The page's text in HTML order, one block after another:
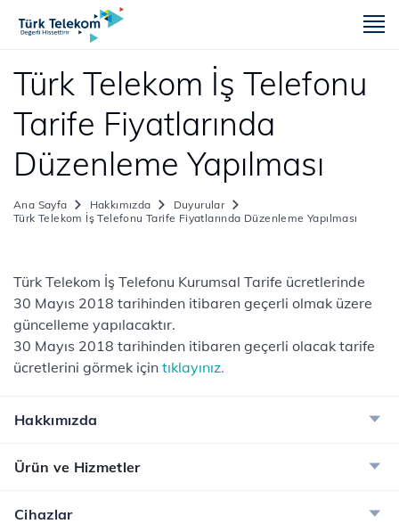
Türk Telekom İş Telefonu
Tarife Fiyatlarında
Düzenleme Yapılması
Ana Sayfa Hakkımızda
Duyurular
Türk Telekom İş Telefonu Tarife Fiyatlarında Düzenleme Yapılması
​​​​​Türk Telekom İş Telefonu Kurumsal Tarife ücretlerinde
30 Mayıs 2018 tarihinden itibaren geçerli olmak üzere
güncelleme yapılacaktır.
30 Mayıs 2018 tarihinden itibaren geçerli olacak tarife
ücretlerini görmek için tıklayınız.
Hakkımızda
Ürün ve Hizmetler
Cihazlar